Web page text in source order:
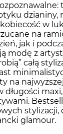
w
na
jak i
modę z
całą
na
glamour.